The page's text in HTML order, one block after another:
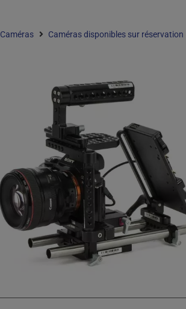
Caméras Caméras disponibles sur réservation